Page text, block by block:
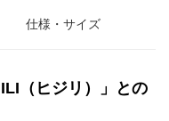
仕様・サイズ
（ヒジリ）」との